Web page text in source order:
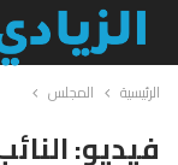
الرئيسية المجلس
فيديو: